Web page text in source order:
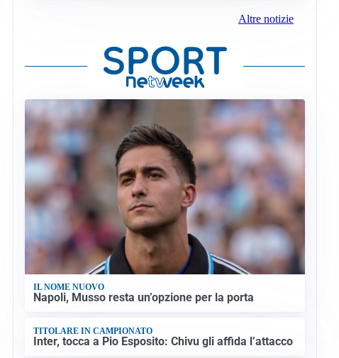
Altre notizie
IL NOME NUOVO
Napoli, Musso resta un’opzione per la porta
TITOLARE IN CAMPIONATO
Inter, tocca a Pio Esposito: Chivu gli affida l’attacco